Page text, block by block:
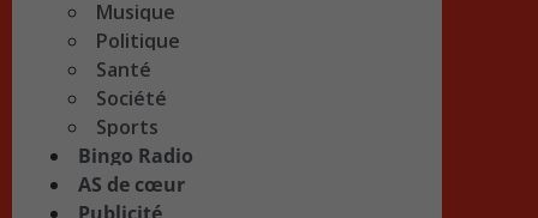
Musique
Politique
Santé
Société
Sports
Bingo Radio
AS de cœur